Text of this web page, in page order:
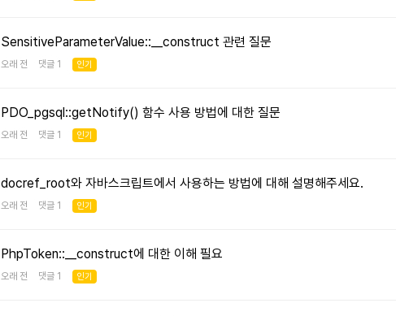
SensitiveParameterValue::__construct 관련 질문
오래 전 댓글 1 인기
PDO_pgsql::getNotify() 함수 사용 방법에 대한 질문
오래 전 댓글 1 인기
docref_root와 자바스크립트에서 사용하는 방법에 대해 설명해주세요.
오래 전 댓글 1 인기
PhpToken::__construct에 대한 이해 필요
오래 전 댓글 1 인기